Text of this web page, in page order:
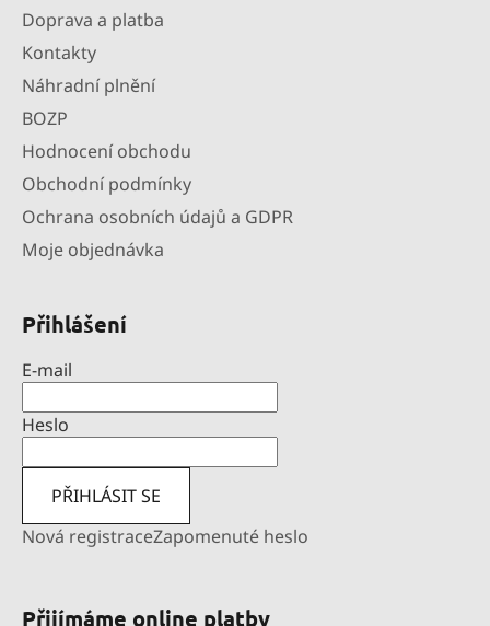
Doprava a platba
Kontakty
Náhradní plnění
BOZP
Hodnocení obchodu
Obchodní podmínky
Ochrana osobních údajů a GDPR
Moje objednávka
Přihlášení
E-mail
Heslo
PŘIHLÁSIT SE
Nová registraceZapomenuté heslo
Přijímáme online platby